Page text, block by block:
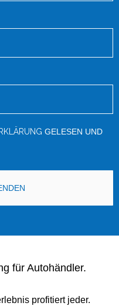
GELESEN UND
für Autohändler.
profitiert jeder.